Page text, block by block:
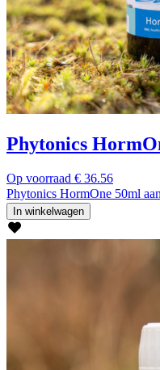
Phytonics
Op voorraad € 36.56
Phytonics HormOne 50ml
In winkelwagen